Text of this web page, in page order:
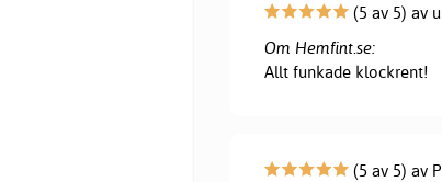
(5 av 5) av
Om Hemfint.se:
Allt funkade klockrent!
(5 av 5) av